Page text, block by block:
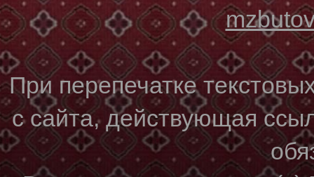
При перепечатке
с сайта, действующая